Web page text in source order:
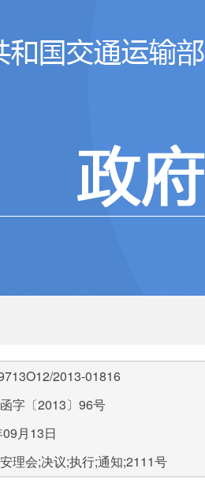
2013-01816
字〔2013〕96号
月13日
理会;决议;执行;通知;2111号